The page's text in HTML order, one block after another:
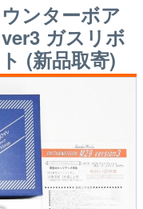
ンターボア
ガスリボ
(新品取寄)